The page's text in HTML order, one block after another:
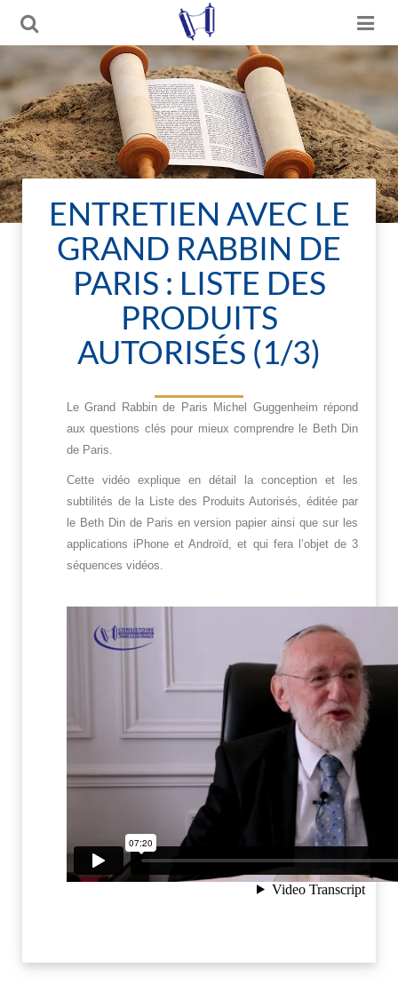
ENTRETIEN AVEC LE
GRAND RABBIN DE
PARIS : LISTE DES
PRODUITS
AUTORISÉS (1/3)
Le Grand Rabbin de Paris Michel Guggenheim répond
aux questions clés pour mieux comprendre le Beth Din
de Paris.
Cette vidéo explique en détail la conception et les
subtilités de la Liste des Produits Autorisés, éditée par
le Beth Din de Paris en version papier ainsi que sur les
applications iPhone et Androïd, et qui fera l’objet de 3
séquences vidéos.